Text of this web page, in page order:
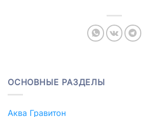
ОСНОВНЫЕ РАЗДЕЛЫ
Аква Гравитон